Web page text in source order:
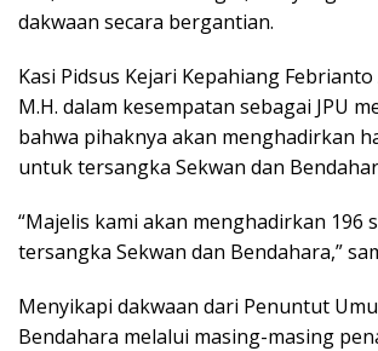
dakwaan secara bergantian.
Kasi Pidsus Kejari Kepahiang Febrianto
M.H. dalam kesempatan sebagai JPU
bahwa pihaknya akan menghadirkan
untuk tersangka Sekwan dan
“Majelis kami akan menghadirkan 196
tersangka Sekwan dan Bendahara,”
Menyikapi dakwaan dari Penuntut
Bendahara melalui masing-masing